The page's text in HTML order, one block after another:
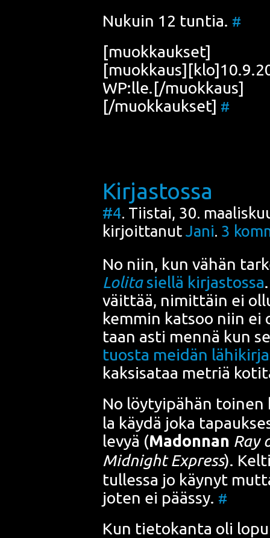
Nukuin 12 tun­tia. #
[muok­kauk­set]
WP:lle.[/muokkaus]
[/muokkaukset] #
Kirjastossa
#4. Tiistai, 30.
kirjoittanut Jani. 3
No niin, kun vähän
Loli­tasiel­lä kir­jas­tos­sa
väit­tää, nimit­täin ei
kem­min kat­soo niin
taan asti men­nä kun
tuos­ta mei­dän
kak­si­sa­taa met­riä
No löy­tyi­pä­hän toi­nen
la käy­dä joka
levyä (Madon­nan Ray
Mid­night Express).
tul­les­sa jo käy­nyt
joten ei pääs­sy. #
Kun tie­to­kan­ta oli